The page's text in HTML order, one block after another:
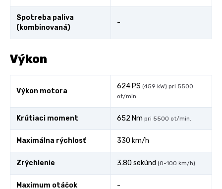
Spotreba paliva
(kombinovaná)
-
Výkon
Výkon motora
624 PS (459 kW) pri 5500
ot/min.
Krútiaci moment 652 Nm pri 5500 ot/min.
Maximálna rýchlosť 330 km/h
Zrýchlenie 3.80 sekúnd (0-100 km/h)
Maximum otáčok -